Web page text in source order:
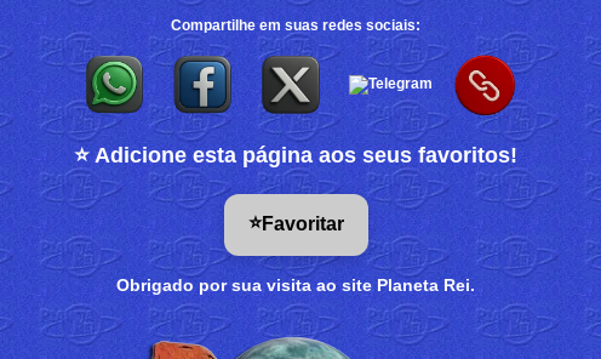
Compartilhe em suas redes sociais:
⭐ Adicione esta página aos seus favoritos!
⭐Favoritar
Obrigado por sua visita ao site Planeta Rei.